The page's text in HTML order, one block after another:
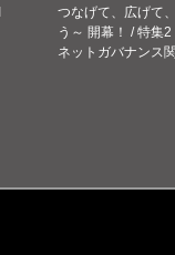
つなげて、広げて
う～ 開幕！ / 特集2
ネットガバナンス